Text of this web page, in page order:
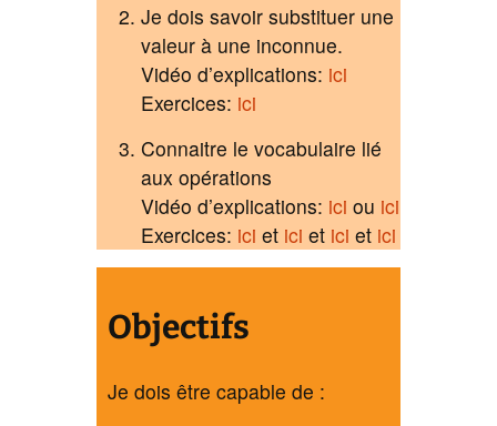
Je dois savoir substituer une
valeur à une inconnue.
Vidéo d’explications: ici
Exercices: ici
Connaitre le vocabulaire lié
aux opérations
Vidéo d’explications: ici ou ici
Exercices: ici et ici et ici et ici
Objectifs
Je dois être capable de :